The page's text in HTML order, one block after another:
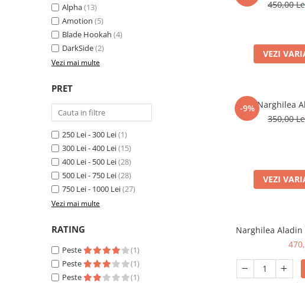
Alpha(13)
Amotion (5)
Blade Hookah (4)
DarkSide(2)
Vezi mai multe
PRET
250 Lei - 300 Lei(1)
300 Lei - 400 Lei(15)
400 Lei - 500 Lei(28)
500 Lei - 750 Lei(28)
750 Lei - 1000 Lei(27)
Vezi mai multe
RATING
Peste
(1)
Peste
(1)
Peste
(1)
450,00
VEZI
-9% Narghilea
350,00
VEZI
Narghilea Aladin